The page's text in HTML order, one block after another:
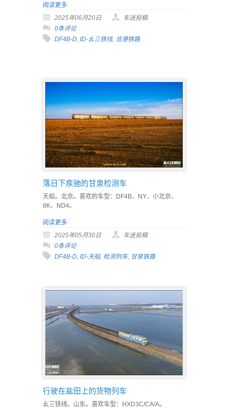
阅读更多
2025年06月20日
车迷投稿
0条评论
DF4B-D, ID-幺三铁线, 沧港铁路
落日下疾驰的甘泉检测车
天船。北京。喜欢的车型：DF4B、NY、小北京、
8K、ND4。
阅读更多
2025年05月30日
车迷投稿
0条评论
DF4B-D ID-天船, 检测列车, 甘泉铁路
行驶在盐田上的货物列车
幺三铁线。山东。喜欢车型：HXD3C/CA/A。